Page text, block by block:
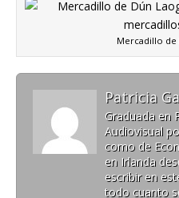
Mercadillo de
Patricia
Graduada en
Audiovisual
como de
en Irlanda
escribir en
todo cuanto